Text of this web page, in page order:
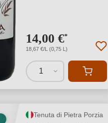
14,00 €*
18,67 €/L (0,75 L)
1
Tenuta di Pietra Porzia